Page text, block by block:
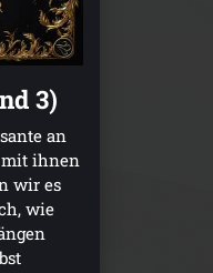
3)
an
mit ihnen
wir es
wie